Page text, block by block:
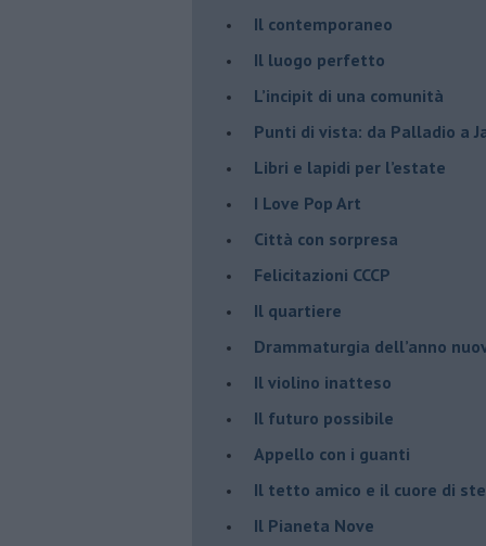
​Il contemporaneo
​Il luogo perfetto
​L’incipit di una comunità
Punti di vista: da Palladio a
​Libri e lapidi per l’estate
​I Love Pop Art
Città con sorpresa
Felicitazioni CCCP
​Il quartiere
​Drammaturgia dell’anno
​Il violino inatteso
​Il futuro possibile
​Appello con i guanti
​Il tetto amico e il cuore di
​Il Pianeta Nove